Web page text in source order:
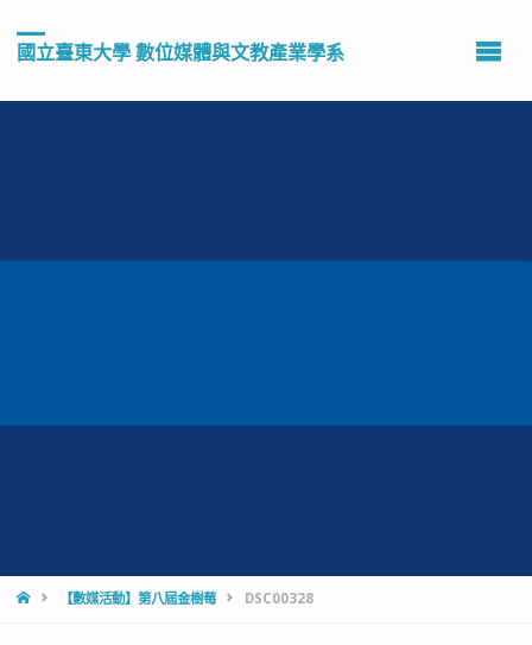
國立臺東大學 數位媒體與文教產業學系
HOME【數媒活動】第八屆金樹莓 DSC00328